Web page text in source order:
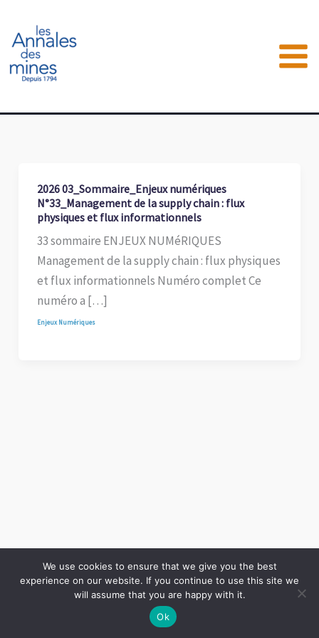
contenu
2026 03_Sommaire_Enjeux numériques
N°33_Management de la supply chain : flux
physiques et flux informationnels
33 sommaire ENJEUX NUMéRIQUES
Management de la supply chain : flux physiques
et flux informationnels Numéro complet Ce
numéro a […]
Enjeux Numériques
Copyright © 2026 LES ANNALES DES MINES | Powered by Thème WordPress Astra
We use cookies to ensure that we give you the best
experience on our website. If you continue to use this site we
will assume that you are happy with it.
Ok